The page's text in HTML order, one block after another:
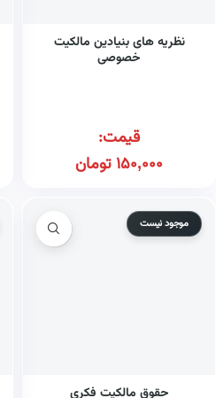
نظریه های بنیادین مالکیت
خصوصی
قیمت:
150,000تومان
موجود نیست
حقوق مالکیت فکری